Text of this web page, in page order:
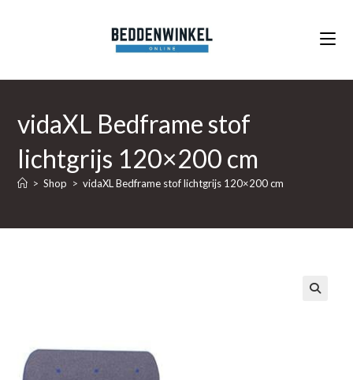
vidaXL Bedframe stof
lichtgrijs 120×200 cm
> Shop > vidaXL Bedframe stof lichtgrijs 120×200 cm